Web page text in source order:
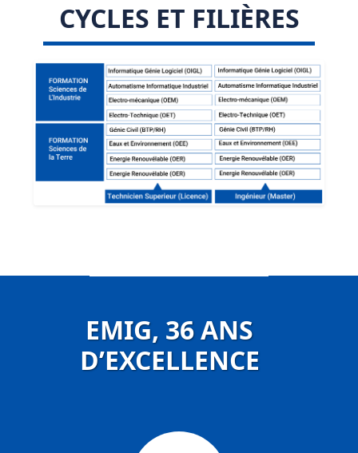
CYCLES ET FILIÈRES
EMIG, 36 ANS
D’EXCELLENCE